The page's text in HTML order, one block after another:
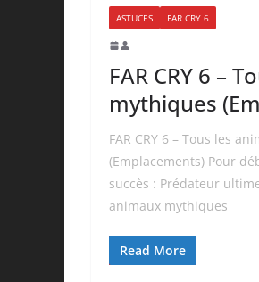
ASTUCES FAR CRY 6
FAR CRY 6 –
mythiques
FAR CRY 6 – Tous les
(Emplacements) Pour
succès : Prédateur
animaux mythiques
Read More